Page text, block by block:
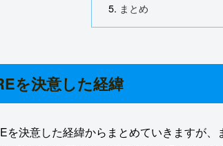
まとめ
を決意した経緯
を決意した経緯からまとめていきますが